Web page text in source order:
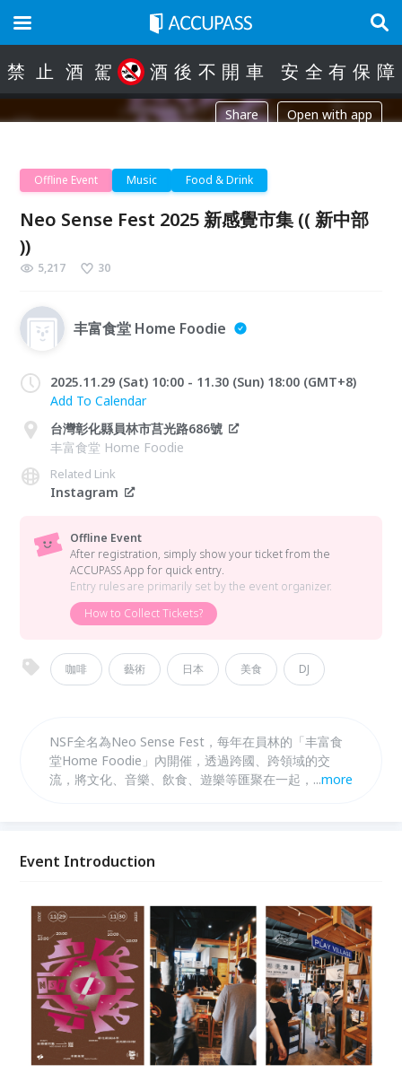
禁 止 酒 駕 酒 後 不 開 車 安 全 有 保 障
Share Open with app
Offline Event Music Food & Drink
Neo Sense Fest 2025 新感覺市集 (( 新中部
))
5,217 30
丰富食堂 Home Foodie
2025.11.29 (Sat) 10:00 - 11.30 (Sun) 18:00 (GMT+8)
Add To Calendar
台灣彰化縣員林市莒光路686號
丰富食堂 Home Foodie
Related Link
Instagram
Offline Event
After registration, simply show your ticket from the
ACCUPASS App for quick entry.
Entry rules are primarily set by the event organizer.
How to Collect Tickets?
咖啡 藝術 日本 美食 DJ
NSF全名為Neo Sense Fest，每年在員林的「丰富食
堂Home Foodie」內開催，透過跨國、跨領域的交
流，將文化、音樂、飲食、遊樂等匯聚在一起，展開一
...more
Event Introduction